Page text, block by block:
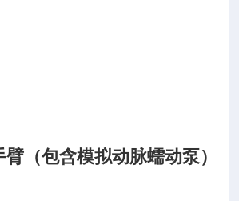
（包含模拟动脉蠕动泵）